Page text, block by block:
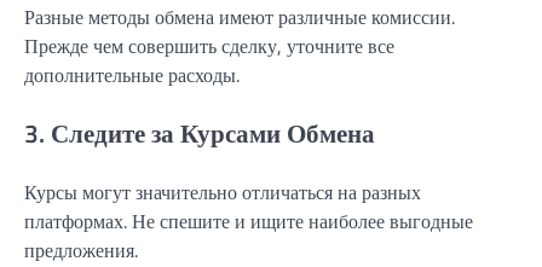
Разные методы обмена имеют различные комиссии.
Прежде чем совершить сделку, уточните все
дополнительные расходы.
3. Следите за Курсами Обмена
Курсы могут значительно отличаться на разных
платформах. Не спешите и ищите наиболее выгодные
предложения.